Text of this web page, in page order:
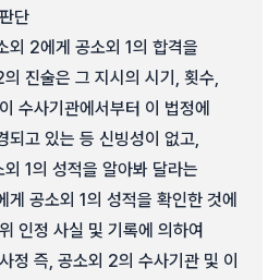
단
외 2에게 공소외 1의 합격을
진술은 그 지시의 시기, 횟수,
수사기관에서부터 이 법정에
되고 있는 등 신빙성이 없고,
1의 성적을 알아봐 달라는
공소외 1의 성적을 확인한 것에
인정 사실 및 기록에 의하여
정 즉, 공소외 2의 수사기관 및 이